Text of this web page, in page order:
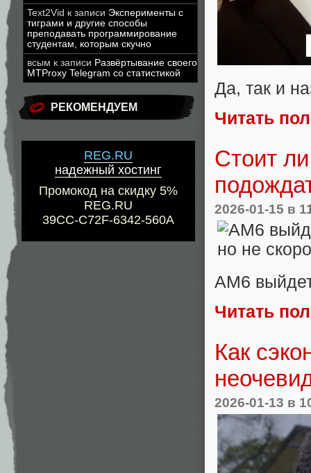
Text2Vid к записи Эксперименты с
тиграми и другие способы
преподавать программирование
студентам, которым скучно
всым к записи Развёртывание своего
MTProxy Telegram со статистикой
РЕКОМЕНДУЕМ
REG.RU
надежный хостинг
Промокод на скидку 5%
REG.RU
39CC-C72F-6342-560A
Да, так и
Читать
Стоит
2026-01-15 в
AM6
Читать
Как
2026-01-13 в